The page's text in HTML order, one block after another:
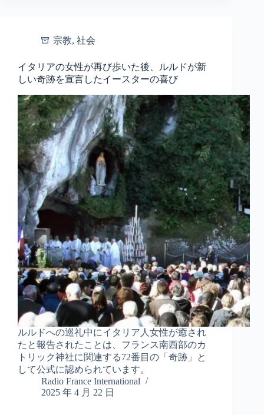
宗教, 社会
イタリアの女性が再び歩いた後、ルルドが新
しい奇跡を宣言したイースターの喜び
ルルドへの巡礼中にイタリア人女性が癒され
たと報告されたことは、フランス南西部のカ
トリック神社に関連する72番目の「奇跡」と
して公式に認められています。
Radio France International
2025 年 4 月 22 日